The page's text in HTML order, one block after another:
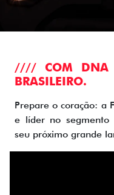
//// COM DNA
BRASILEIRO.
Prepare o coração: a
e líder no segmento
seu próximo grande